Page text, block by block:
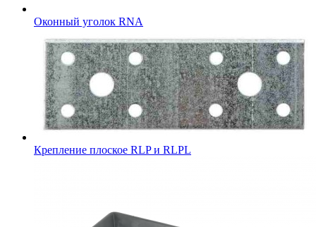
Оконный уголок RNA
Крепление плоское RLP и RLPL